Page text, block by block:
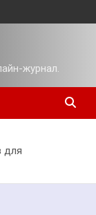
журнал.
для